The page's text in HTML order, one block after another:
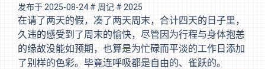
发布于 2025-08-24 # 周记 # 2025
在请了两天的假，凑了两天周末，合计四天的日子里，
久违的感受到了周末的愉快，尽管因为行程与身体抱恙
的缘故没能如预期，也算是为忙碌而平淡的工作日添加
了别样的色彩。毕竟连呼吸都是自由的、雀跃的。